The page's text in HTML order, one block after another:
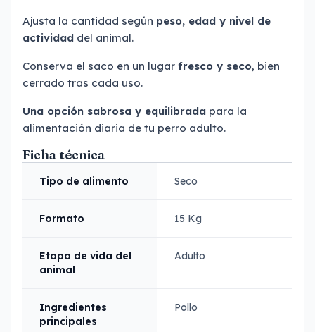
Ajusta la cantidad según peso, edad y nivel de
actividad del animal.
Conserva el saco en un lugar fresco y seco, bien
cerrado tras cada uso.
Una opción sabrosa y equilibrada para la
alimentación diaria de tu perro adulto.
Ficha técnica
Tipo de alimento Seco
Formato 15 Kg
Etapa de vida del
animal
Adulto
Ingredientes
principales
Pollo